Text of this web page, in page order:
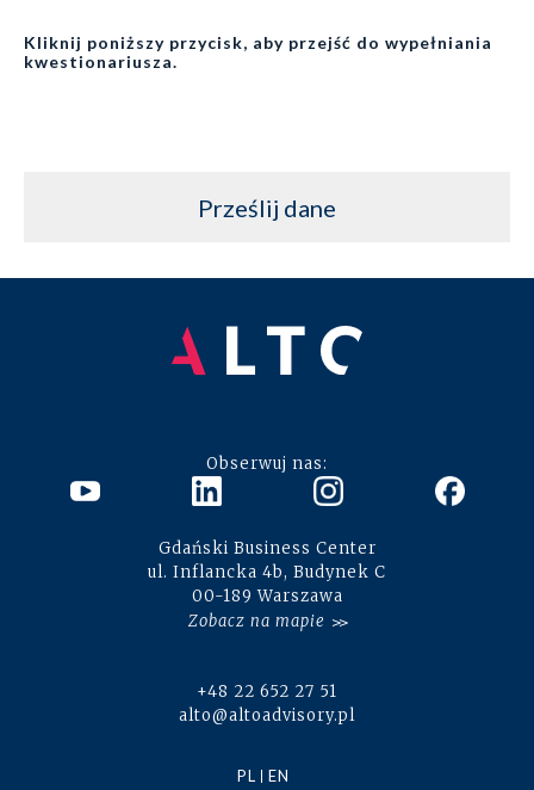
Kliknij poniższy przycisk, aby przejść do wypełniania
kwestionariusza.
Obserwuj nas:
Gdański Business Center
ul. Inflancka 4b, Budynek C
00-189 Warszawa
Zobacz na mapie
+48 22 652 27 51
alto@altoadvisory.pl
PL EN